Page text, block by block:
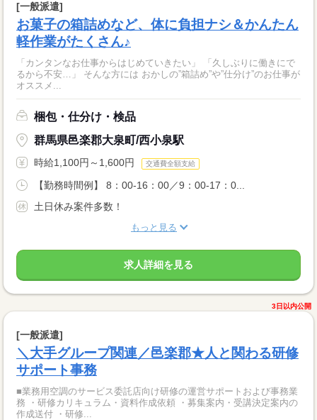
[一般派遣]
お菓子の箱詰めなど、体に負担ナシ＆かんたん
軽作業がたくさん♪
「カンタンなお仕事からはじめていきたい」 「久しぶりに働きにで
るから不安…」 そんな方には おかしの”箱詰め”や”仕分け”のお仕事が
オススメ...
梱包・仕分け・検品
群馬県邑楽郡大泉町/西小泉駅
時給1,100円～1,600円 交通費全額支給
【勤務時間例】 8：00-16：00／9：00-17：0...
土日休み案件多数！
もっと見る
求人詳細を見る
3日以内公開
[一般派遣]
＼大手グループ関連／邑楽郡★人と関わる研修
サポート事務
■業務用空調のサービス委託店向け研修の運営サポートおよび事務業
務 ・研修カリキュラム・資料作成依頼 ・募集案内・受講決定案内の
作成送付 ・研修...